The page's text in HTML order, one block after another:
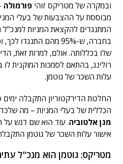
ובמקרה של מטריקס זוהי פורמולה
מבוססת על ההצבעות של בעלי
המתנגדים להקצאת המניות למנכ"ל
בחברה, ש-95% מהם
שלו בכללותה. אולם, למרות זאת,
רולינג, בהתאם לסמכות המוקנית
עלות השכר של גוטמן.
החלטת הדירקטוריון התקבלה
הכללית של בעלי המניות – מה
מגן אלטוביה. עוד הוא שם דגש
אישור עלות השכר של גוטמן
מטריקס: גוטמן הוא מנכ"ל עתיר